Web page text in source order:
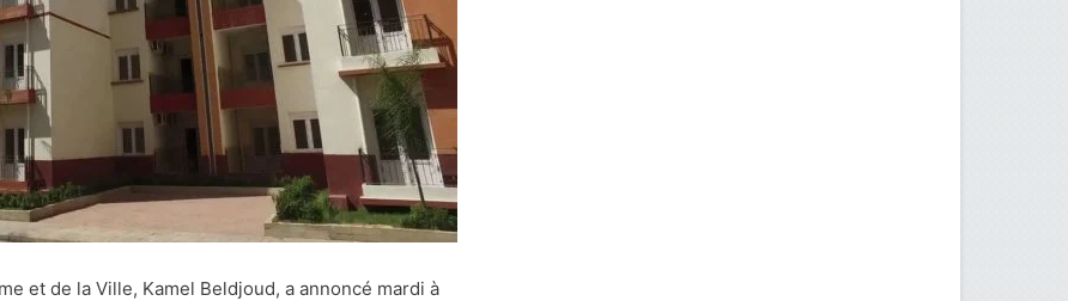
et de la Ville, Kamel Beldjoud, a annoncé mardi à